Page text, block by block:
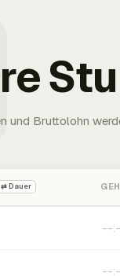
und Bruttolohn
⇄ Dauer